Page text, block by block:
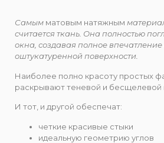
Самым матовым натяжным
считается ткань. Она полностью
окна, создавая полное
оштукатуренной поверхности.
Наиболее полно красоту простых
раскрывают теневой и бесщелевой
И тот, и другой обеспечат:
четкие красивые стыки
идеальную геометрию углов